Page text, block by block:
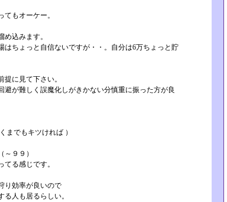
もオーケー。
込みます。
ちょっと自信ないですが・­・。自分は6万ちょっと貯
に見て下さい。
が難しく誤魔化しがきかない­分慎重に振った方が良
までもキツければ ）
９９）
る感じです。
り効率が良いので
人も居るらしい。